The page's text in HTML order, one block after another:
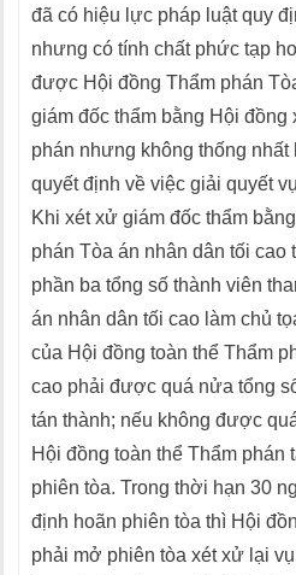
đã có hiệu lực pháp luật quy
nhưng có tính chất phức tạp
được Hội đồng Thẩm phán
giám đốc thẩm bằng Hội đồng
phán nhưng không thống nhất
quyết định về việc giải quyết
Khi xét xử giám đốc thẩm
phán Tòa án nhân dân tối cao
phần ba tổng số thành viên
án nhân dân tối cao làm chủ
của Hội đồng toàn thể Thẩm
cao phải được quá nửa tổng
tán thành; nếu không được
Hội đồng toàn thể Thẩm phán
phiên tòa. Trong thời hạn 30
định hoãn phiên tòa thì Hội
phải mở phiên tòa xét xử lại